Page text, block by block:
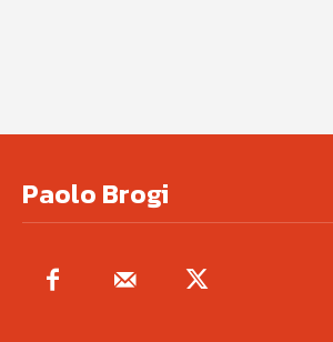
Paolo Brogi